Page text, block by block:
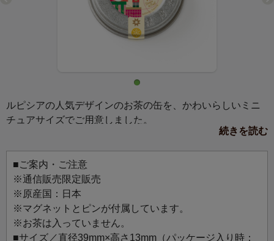
ルピシアの人気デザインのお茶の缶を、かわいらしいミニ
チュアサイズでご用意しました。
マグネットか缶バッジ、お好きな仕様を選んでお使いいた
だけます。
お気に入りのバッグにつけて、マグネットボードに飾っ
て、お好みのスタイルでお楽しみください。
楽しげなプレゼントの中に隠れているウサギのイラストラ
ベル缶。「ビズ ド ノエル」をテーマにした2022年のクリス
マスより。
続きを読む
■ご案内・ご注意
※通信販売限定販売
※原産国：日本
※マグネットとピンが付属しています。
※お茶は入っていません。
■サイズ／直径39mm×高さ13mm（パッケージ入り時：